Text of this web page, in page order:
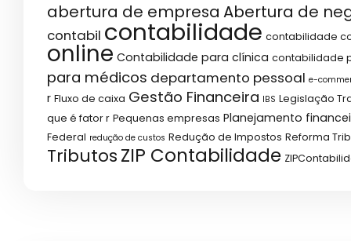
abertura de empresa Abertura de
contabil contabilidade contabilidade
online Contabilidade para clínica contabilidade
para médicos departamento pessoal e-
r Fluxo de caixa Gestão Financeira IBS Legislação
que é fator r Pequenas empresas Planejamento
Federal redução de custos Redução de Impostos Reforma
TributosZIP Contabilidade